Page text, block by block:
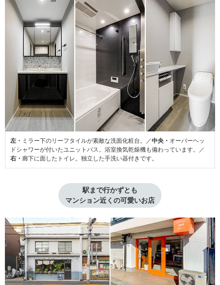
左・ ミラー下のリーフタイルが素敵な洗面化粧台。／中央・ オーバーヘッ
ドシャワーが付いたユニットバス。浴室換気乾燥機も備わっています。／
右・ 廊下に面したトイレ。独立した手洗い器付きです。
駅まで行かずとも
マンション近くの可愛いお店